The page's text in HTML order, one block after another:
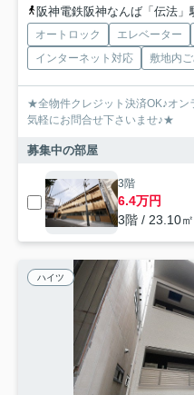
阪神電鉄阪神なんば「伝法」
オートロック エレベーター
インターネット対応
敷地内
★全物件クレジット決済OK♪オン
気軽にお問合せ下さいませ♪★
募集中の部屋
3階
6.4万円
3階 / 23.10
ハイツ